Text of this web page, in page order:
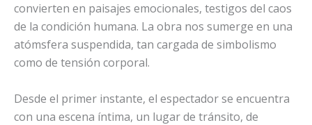
convierten en paisajes emocionales, testigos del caos
de la condición humana. La obra nos sumerge en una
atómsfera suspendida, tan cargada de simbolismo
como de tensión corporal.
Desde el primer instante, el espectador se encuentra
con una escena íntima, un lugar de tránsito, de